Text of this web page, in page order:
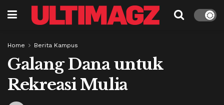
Home Berita Kampus
Galang Dana untuk
Rekreasi Mulia